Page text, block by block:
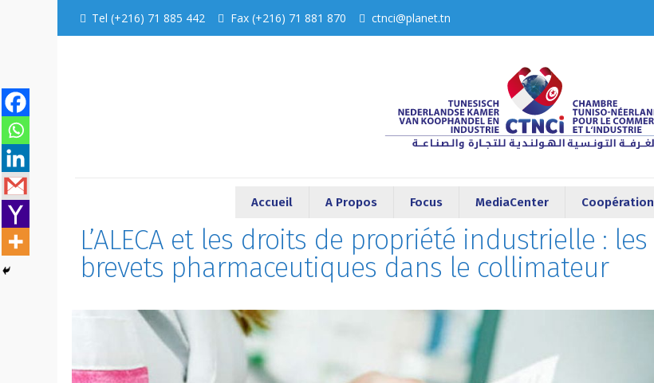
Tel (+216) 71 885 442 Fax (+216) 71 881 870 ctnci@planet.tn
Accueil A Propos Focus MediaCenter Coopération
L’ALECA et les droits de propriété industrielle : les
brevets pharmaceutiques dans le collimateur